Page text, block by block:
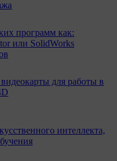
программ как:
или SolidWorks
для работы в
интеллекта,